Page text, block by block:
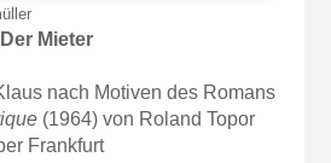
Mieter
nach Motiven des Romans
(1964) von Roland Topor
Frankfurt